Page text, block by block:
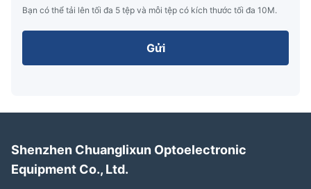
Bạn có thể tải lên tối đa 5 tệp và mỗi tệp có kích thước tối đa 10M.
Gửi
Shenzhen Chuanglixun Optoelectronic
Equipment Co., Ltd.